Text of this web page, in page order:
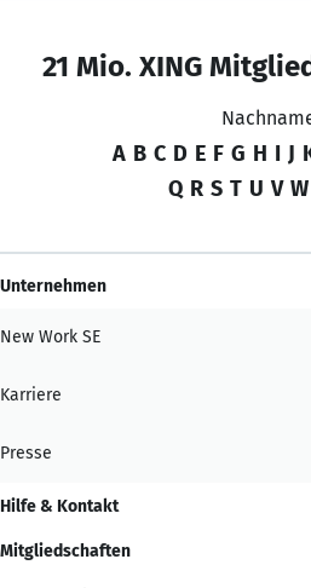
21 Mio. XING
A B C D E F G H I J
Q R S T U V W
Unternehmen
New Work SE
Karriere
Presse
Hilfe & Kontakt
Mitgliedschaften